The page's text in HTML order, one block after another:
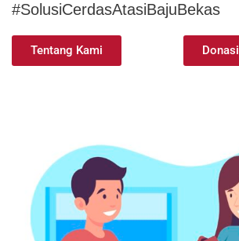
#SolusiCerdasAtasiBajuBekas
Tentang Kami Donasi